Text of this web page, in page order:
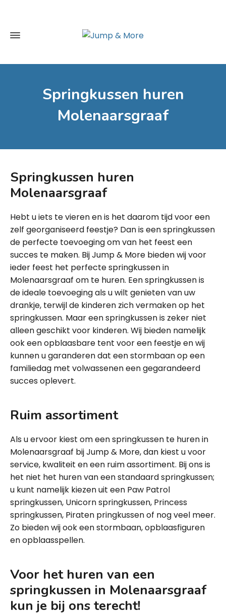
Springkussen huren
Molenaarsgraaf
Springkussen huren
Molenaarsgraaf
Hebt u iets te vieren en is het daarom tijd voor een
zelf georganiseerd feestje? Dan is een springkussen
de perfecte toevoeging om van het feest een
succes te maken. Bij Jump & More bieden wij voor
ieder feest het perfecte springkussen in
Molenaarsgraaf om te huren. Een springkussen is
de ideale toevoeging als u wilt genieten van uw
drankje, terwijl de kinderen zich vermaken op het
springkussen. Maar een springkussen is zeker niet
alleen geschikt voor kinderen. Wij bieden namelijk
ook een opblaasbare tent voor een feestje en wij
kunnen u garanderen dat een stormbaan op een
familiedag met volwassenen een gegarandeerd
succes oplevert.
Ruim assortiment
Als u ervoor kiest om een springkussen te huren in
Molenaarsgraaf bij Jump & More, dan kiest u voor
service, kwaliteit en een ruim assortiment. Bij ons is
het niet het huren van een standaard springkussen;
u kunt namelijk kiezen uit een Paw Patrol
springkussen, Unicorn springkussen, Princess
springkussen, Piraten pringkussen of nog veel meer.
Zo bieden wij ook een stormbaan, opblaasfiguren
en opblaasspellen.
Voor het huren van een
springkussen in Molenaarsgraaf
kun je bij ons terecht!